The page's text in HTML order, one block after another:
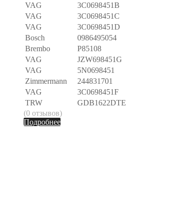
VAG
3C0698451B
VAG
3C0698451C
VAG
3C0698451D
Bosch
0986495054
Brembo
P85108
VAG
JZW698451G
VAG
5N0698451
Zimmermann
244831701
VAG
3C0698451F
TRW
GDB1622DTE
(0 отзывов)
Подробнее